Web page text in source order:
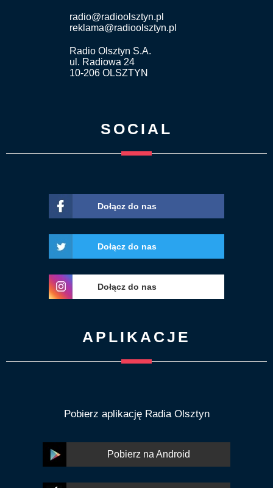
radio@radioolsztyn.pl
reklama@radioolsztyn.pl
Radio Olsztyn S.A.
ul. Radiowa 24
10-206 OLSZTYN
SOCIAL
Dołącz do nas
Dołącz do nas
Dołącz do nas
APLIKACJE
Pobierz aplikację Radia Olsztyn
Pobierz na Android